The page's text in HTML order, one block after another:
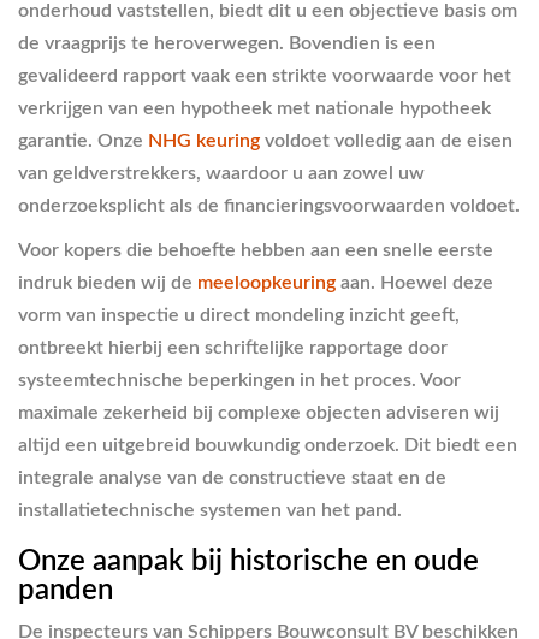
onderhoud vaststellen, biedt dit u een objectieve basis om
de vraagprijs te heroverwegen. Bovendien is een
gevalideerd rapport vaak een strikte voorwaarde voor het
verkrijgen van een hypotheek met nationale hypotheek
garantie. Onze NHG keuring voldoet volledig aan de eisen
van geldverstrekkers, waardoor u aan zowel uw
onderzoeksplicht als de financieringsvoorwaarden voldoet.
Voor kopers die behoefte hebben aan een snelle eerste
indruk bieden wij de meeloopkeuring aan. Hoewel deze
vorm van inspectie u direct mondeling inzicht geeft,
ontbreekt hierbij een schriftelijke rapportage door
systeemtechnische beperkingen in het proces. Voor
maximale zekerheid bij complexe objecten adviseren wij
altijd een uitgebreid bouwkundig onderzoek. Dit biedt een
integrale analyse van de constructieve staat en de
installatietechnische systemen van het pand.
Onze aanpak bij historische en oude
panden
De inspecteurs van Schippers Bouwconsult BV beschikken